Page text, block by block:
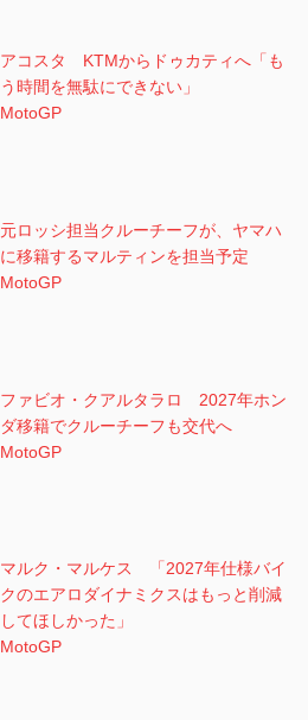
アコスタ KTMからドゥカティへ「も
う時間を無駄にできない」
MotoGP
元ロッシ担当クルーチーフが、ヤマハ
に移籍するマルティンを担当予定
MotoGP
ファビオ・クアルタラロ 2027年ホン
ダ移籍でクルーチーフも交代へ
MotoGP
マルク・マルケス 「2027年仕様バイ
クのエアロダイナミクスはもっと削減
してほしかった」
MotoGP